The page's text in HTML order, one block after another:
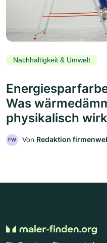
Nachhaltigkeit & Umwelt
Was
physikalisch
FW Von Redaktion